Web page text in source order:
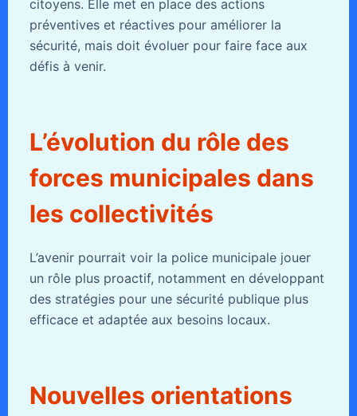
citoyens. Elle met en place des actions
préventives et réactives pour améliorer la
sécurité, mais doit évoluer pour faire face aux
défis à venir.
L’évolution du rôle des
forces municipales dans
les collectivités
L’avenir pourrait voir la police municipale jouer
un rôle plus proactif, notamment en développant
des stratégies pour une sécurité publique plus
efficace et adaptée aux besoins locaux.
Nouvelles orientations